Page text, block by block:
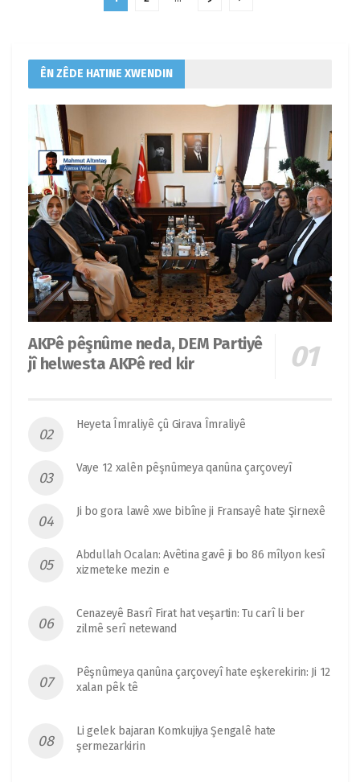
ÊN ZÊDE HATINE XWENDIN
AKPê pêşnûme neda, DEM Partiyê
jî helwesta AKPê red kir
Heyeta Îmraliyê çû Girava Îmraliyê
Vaye 12 xalên pêşnûmeya qanûna çarçoveyî
Ji bo gora lawê xwe bibîne ji Fransayê hate Şirnexê
Abdullah Ocalan: Avêtina gavê ji bo 86 mîlyon kesî
xizmeteke mezin e
Cenazeyê Basrî Firat hat veşartin: Tu carî li ber
zilmê serî netewand
Pêşnûmeya qanûna çarçoveyî hate eşkerekirin: Ji 12
xalan pêk tê
Li gelek bajaran Komkujiya Şengalê hate
şermezarkirin